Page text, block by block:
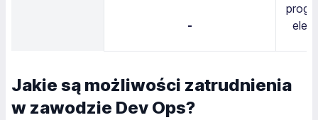
-
Jakie są możliwości zatrudnienia
w zawodzie Dev Ops?